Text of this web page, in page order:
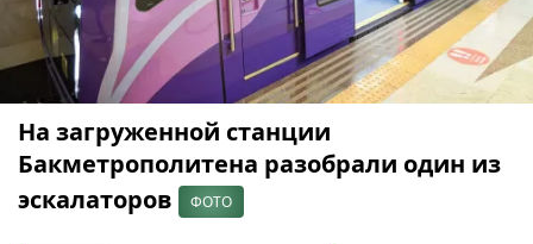
На загруженной станции
Бакметрополитена разобрали один из
эскалаторов
ФОТО